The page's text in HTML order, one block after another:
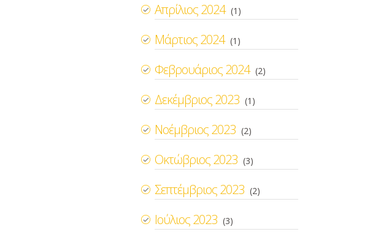
Απρίλιος 2024 (1)
Μάρτιος 2024 (1)
Φεβρουάριος 2024 (2)
Δεκέμβριος 2023 (1)
Νοέμβριος 2023 (2)
Οκτώβριος 2023 (3)
Σεπτέμβριος 2023 (2)
Ιούλιος 2023 (3)